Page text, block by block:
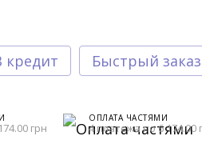
кредит Быстрый заказ
грн
ОПЛАТА ЧАСТЯМИ
4 платежа по 6 174.00